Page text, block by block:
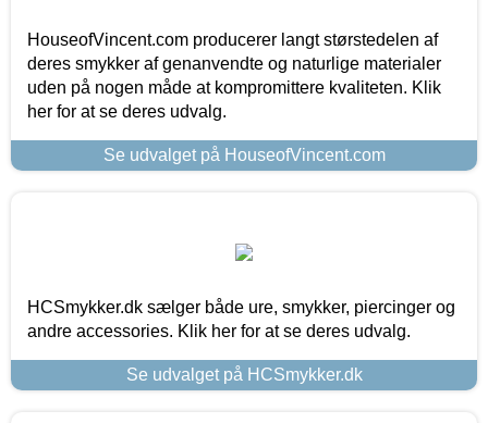
HouseofVincent.com producerer langt størstedelen af
deres smykker af genanvendte og naturlige materialer
uden på nogen måde at kompromittere kvaliteten. Klik
her for at se deres udvalg.
Se udvalget på HouseofVincent.com
HCSmykker.dk sælger både ure, smykker, piercinger og
andre accessories. Klik her for at se deres udvalg.
Se udvalget på HCSmykker.dk